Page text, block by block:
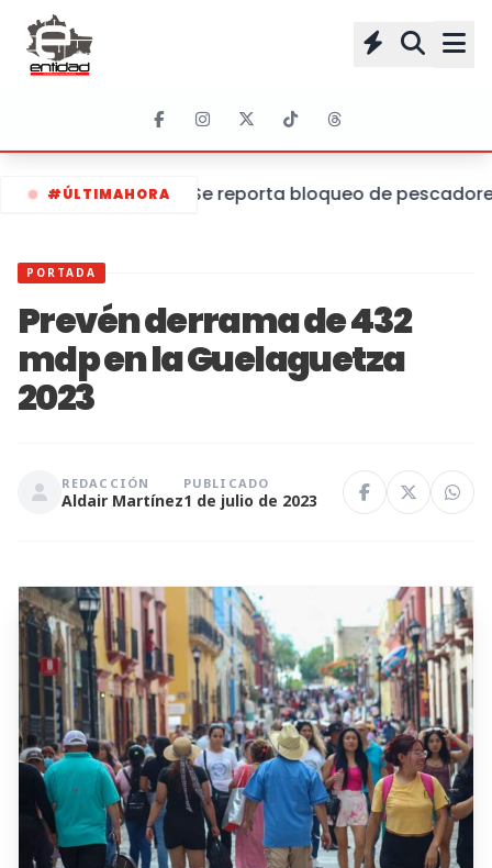
#ÚLTIMAHORA Se reporta bloqueo de
PORTADA
Prevén derrama de 432
mdp en la Guelaguetza
2023
REDACCIÓN
Aldair Martínez
PUBLICADO
1 de julio de 2023